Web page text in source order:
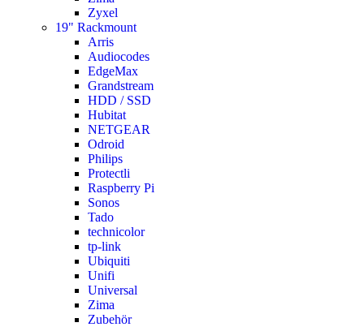
Zyxel
19" Rackmount
Arris
Audiocodes
EdgeMax
Grandstream
HDD / SSD
Hubitat
NETGEAR
Odroid
Philips
Protectli
Raspberry Pi
Sonos
Tado
technicolor
tp-link
Ubiquiti
Unifi
Universal
Zima
Zubehör